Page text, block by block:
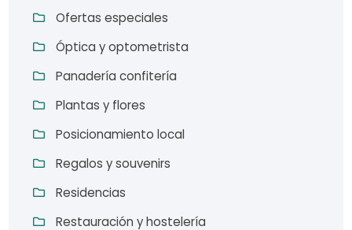
Ofertas especiales
Óptica y optometrista
Panadería confitería
Plantas y flores
Posicionamiento local
Regalos y souvenirs
Residencias
Restauración y hostelería